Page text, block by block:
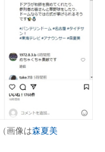
画像は森夏美